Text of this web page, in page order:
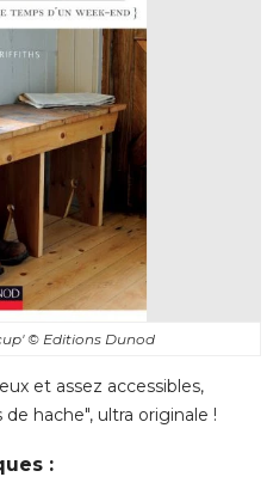
© Editions Dunod
et assez accessibles,
hache", ultra originale !
: